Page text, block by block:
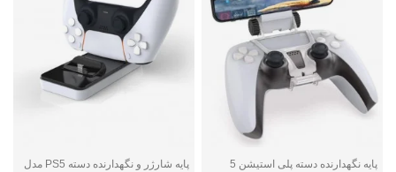
پایه نگهدارنده دسته پلی استیشن 5
پایه شارژر و نگهدارنده دسته PS5 مدل